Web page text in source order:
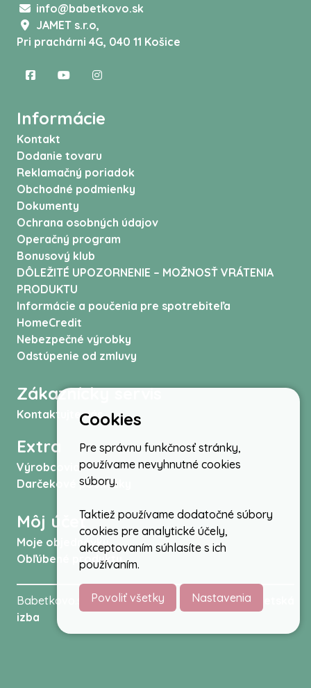
info@babetkovo.sk
JAMET s.r.o,
Pri prachárni 4G, 040 11 Košice
Informácie
Kontakt
Dodanie tovaru
Reklamačný poriadok
Obchodné podmienky
Dokumenty
Ochrana osobných údajov
Operačný program
Bonusový klub
DÔLEŽITÉ UPOZORNENIE – MOŽNOSŤ VRÁTENIA
PRODUKTU
Informácie a poučenia pre spotrebiteľa
HomeCredit
Nebezpečné výrobky
Odstúpenie od zmluvy
Zákaznícky servis
Kontaktujte nás
Extra
Výrobcovia
Darčekové poukážky
Môj účet
Moje objednávky
Obľúbené produkty
Babetkovo.sk © 2026 -Kočíky autosedačky,
izba
Cookies
Pre správnu funkčnosť stránky,
používame nevyhnutné cookies
súbory.
Taktiež používame dodatočné súbory
cookies pre analytické účely,
akceptovaním súhlasíte s ich
používaním.
Povoliť všetky Nastavenia